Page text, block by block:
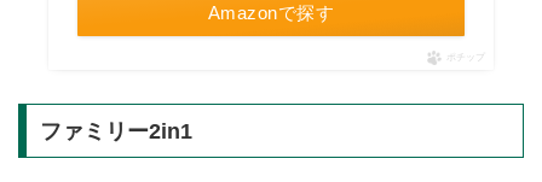
Amazonで探す
ポチップ
ファミリー2in1